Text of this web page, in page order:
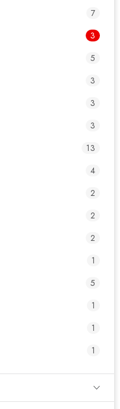
7
3
5
3
3
3
13
4
2
2
2
1
5
1
1
1